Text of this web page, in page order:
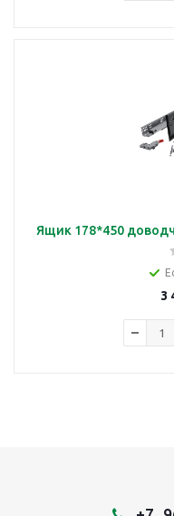
Ящик 178*450
3